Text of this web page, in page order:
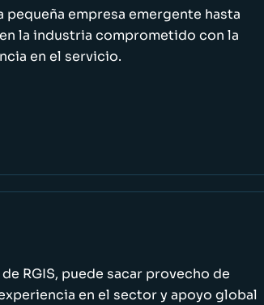
pequeña empresa emergente hasta
la industria comprometido con la
en el servicio.
RGIS, puede sacar provecho de
en el sector y apoyo global